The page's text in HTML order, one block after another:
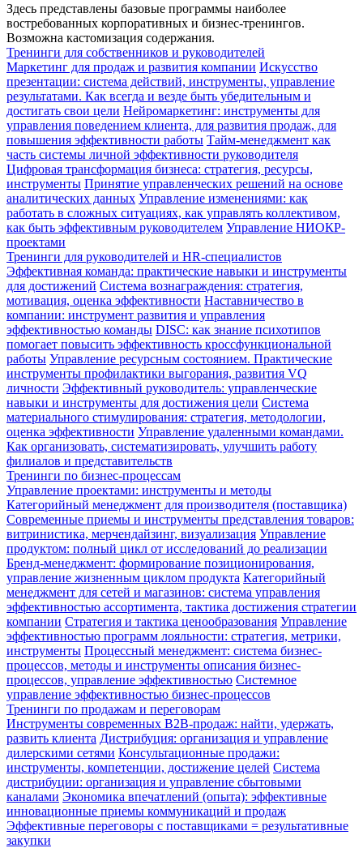
Здесь представлены базовые программы наиболее
востребованных корпоративных и бизнес-тренингов.
Возможна кастомизация содержания.
Тренинги для собственников и руководителей
Маркетинг для продаж и развития компании Искусство
презентации: система действий, инструменты, управление
результатами. Как всегда и везде быть убедительным и
достигать свои цели Нейромаркетинг: инструменты для
управления поведением клиента, для развития продаж, для
повышения эффективности работы Тайм-менеджмент как
часть системы личной эффективности руководителя
Цифровая трансформация бизнеса: стратегия, ресурсы,
инструменты Принятие управленческих решений на основе
аналитических данных Управление изменениями: как
работать в сложных ситуациях, как управлять коллективом,
как быть эффективным руководителем Управление НИОКР-
проектами
Тренинги для руководителей и HR-специалистов
Эффективная команда: практические навыки и инструменты
для достижений Система вознаграждения: стратегия,
мотивация, оценка эффективности Наставничество в
компании: инструмент развития и управления
эффективностью команды DISC: как знание психотипов
помогает повысить эффективность кроссфункциональной
работы Управление ресурсным состоянием. Практические
инструменты профилактики выгорания, развития VQ
личности Эффективный руководитель: управленческие
навыки и инструменты для достижения цели Система
материального стимулирования: стратегия, методологии,
оценка эффективности Управление удаленными командами.
Как организовать, систематизировать, улучшить работу
филиалов и представительств
Тренинги по бизнес-процессам
Управление проектами: инструменты и методы
Категорийный менеджмент для производителя (поставщика)
Современные приемы и инструменты представления товаров:
витринистика, мерчендайзинг, визуализация Управление
продуктом: полный цикл от исследований до реализации
Бренд-менеджмент: формирование позиционирования,
управление жизненным циклом продукта Категорийный
менеджмент для сетей и магазинов: система управления
эффективностью ассортимента, тактика достижения стратегии
компании Стратегия и тактика ценообразования Управление
эффективностью программ лояльности: стратегия, метрики,
инструменты Процессный менеджмент: система бизнес-
процессов, методы и инструменты описания бизнес-
процессов, управление эффективностью Системное
управление эффективностью бизнес-процессов
Тренинги по продажам и переговорам
Инструменты современных B2B-продаж: найти, удержать,
развить клиента Дистрибуция: организация и управление
дилерскими сетями Консультационные продажи:
инструменты, компетенции, достижение целей Система
дистрибуции: организация и управление сбытовыми
каналами Экономика впечатлений (опыта): эффективные
инновационные приемы коммуникаций и продаж
Эффективные переговоры с поставщиками = результативные
закупки